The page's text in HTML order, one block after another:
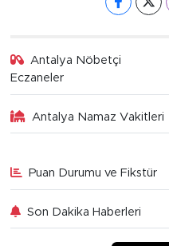
Antalya Nöbetçi
Eczaneler
Antalya Namaz Vakitleri
Puan Durumu ve Fikstür
Son Dakika Haberleri